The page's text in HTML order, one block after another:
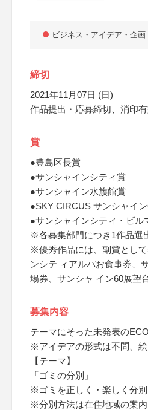
ビジネス・アイデア・企画
締切
2021年11月07日 (日)
作品提出・応募締切、消印
賞
●豊島区長賞
●サンシャインシティ賞
●サンシャイン水族館賞
●SKY CIRCUS サンシャイ
●サンシャインシティ・ビル
※各募集部門につき1作品選
※優秀作品には、副賞とし
ンシテ ィアルパお食事券、
場券、サンシャ イン60展望
募集内容
テーマにそった未発表の
※アイデアの形式は不問、
【テーマ】
「ゴミの分別」
※ゴミを正しく・楽しく分
※分別方法は在住地域の案